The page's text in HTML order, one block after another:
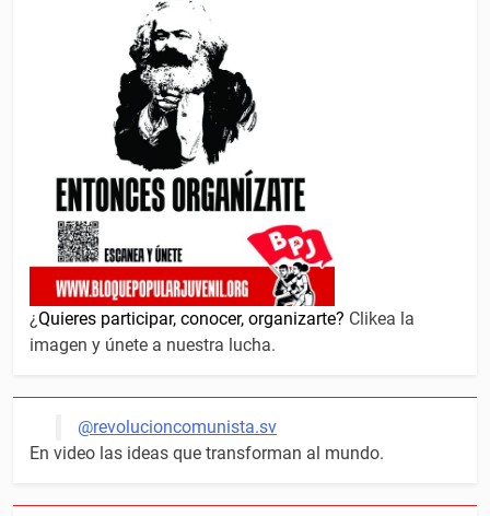
¿Quieres participar, conocer, organizarte? Clikea la
imagen y únete a nuestra lucha.
@revolucioncomunista.sv
En video las ideas que transforman al mundo.